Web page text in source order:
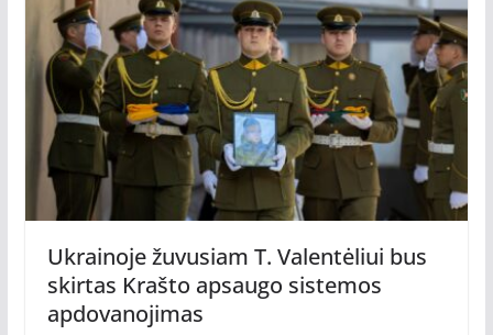
Ukrainoje žuvusiam T. Valentėliui bus
skirtas Krašto apsaugo sistemos
apdovanojimas